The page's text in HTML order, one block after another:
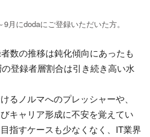
月にdodaにご登録いただいた方。
数の推移は鈍化傾向にあったも
登録者層割合は引き続き高い水
るノルマへのプレッシャーや、
キャリア形成に不安を覚えてい
指すケースも少なくなく、IT業界